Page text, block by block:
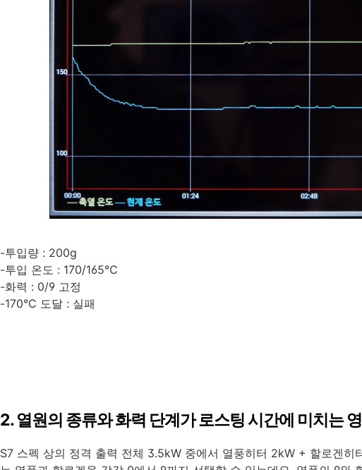
-투입량 : 200g
-투입 온도 : 170/165℃
-화력 : 0/9 고정
-170℃ 도달 : 실패
2. 열원의 종류와 화력 단계가 로스팅 시간에 미치는
S7 스펙 상의 정격 출력 전체 3.5kW 중에서 열풍히터 2kW + 할로겐히